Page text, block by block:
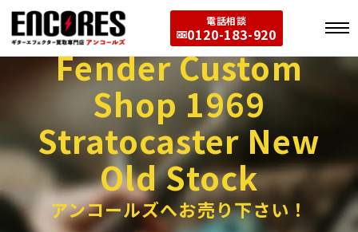
電話相談
0120-183-920
Fender Custom
Shop 1969
Stratocaster New
Old Stock
アンコールズへお売り下さい！